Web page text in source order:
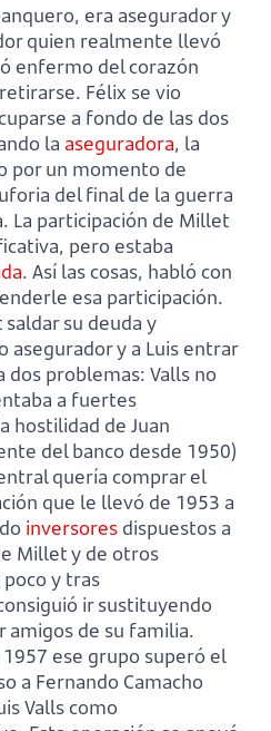
era asegurador y
quien realmente llevó
enfermo del corazón
Félix se vio
a fondo de las dos
la aseguradora, la
por un momento de
del final de la guerra
La participación de Millet
pero estaba
. Así las cosas, habló con
esa participación.
su deuda y
asegurador y a Luis entrar
dos problemas: Valls no
a fuertes
hostilidad de Juan
del banco desde 1950)
quería comprar el
que le llevó de 1953 a
inversores dispuestos a
Millet y de otros
poco y tras
ir sustituyendo
amigos de su familia.
ese grupo superó el
a Fernando Camacho
Valls como